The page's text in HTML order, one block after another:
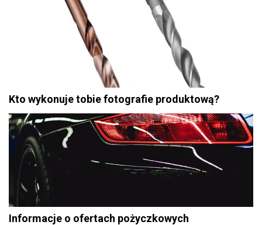
Kto wykonuje tobie fotografie produktową?
Informacje o ofertach pożyczkowych